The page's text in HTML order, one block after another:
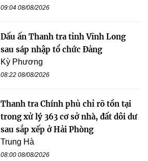
09:04 08/08/2026
Dấu ấn Thanh tra tỉnh Vĩnh Long
sau sáp nhập tổ chức Đảng
Kỳ Phương
08:22 08/08/2026
Thanh tra Chính phủ chỉ rõ tồn tại
trong xử lý 363 cơ sở nhà, đất dôi dư
sau sắp xếp ở Hải Phòng
Trung Hà
08:00 08/08/2026